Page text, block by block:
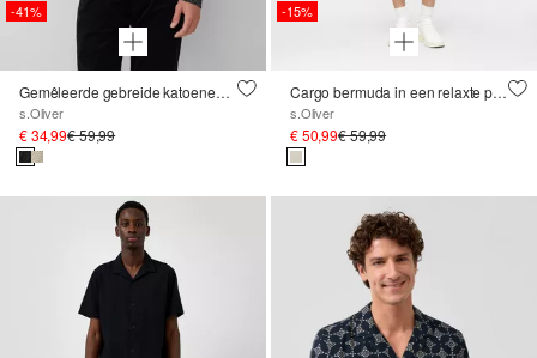
-41%
Gemêleerde gebreide katoenen trui met kabelpatroon
s.Oliver
€ 34,99€ 59,99
-15%
Cargo bermuda in een relaxte pasvorm met een elastische tailleband
s.Oliver
€ 50,99€ 59,99